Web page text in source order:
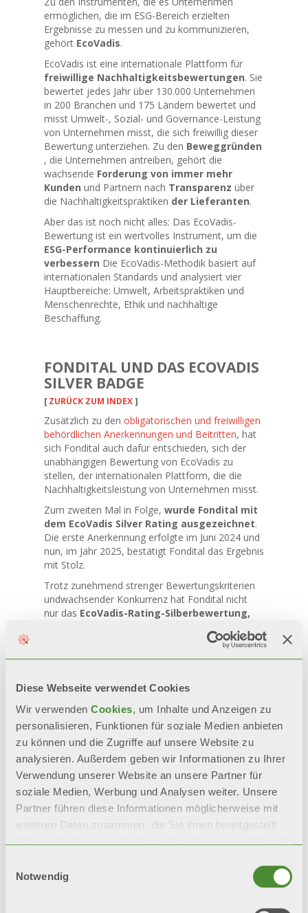
Diese Webseite verwendet Cookies
Wir verwenden Cookies, um Inhalte und Anzeigen zu
personalisieren, Funktionen für soziale Medien anbieten
zu können und die Zugriffe auf unsere Website zu
analysieren. Außerdem geben wir Informationen zu Ihrer
Verwendung unserer Website an unsere Partner für
soziale Medien, Werbung und Analysen weiter. Unsere
Partner führen diese Informationen möglicherweise mit
weiteren Daten zusammen, die Sie ihnen bereitgestellt
Notwendig
ermöglichen, die im ESG-Bereich erzielten
Ergebnisse zu messen und zu kommunizieren,
gehört EcoVadis.
EcoVadis ist eine internationale Plattform für
freiwillige Nachhaltigkeitsbewertungen. Sie
bewertet jedes Jahr über 130.000 Unternehmen
in 200 Branchen und 175 Ländern bewertet und
misst Umwelt-, Sozial- und Governance-Leistung
von Unternehmen misst, die sich freiwillig dieser
Bewertung unterziehen. Zu den Beweggründen
, die Unternehmen antreiben, gehört die
wachsende Forderung von immer mehr
Kunden und Partnern nach Transparenz über
die Nachhaltigkeitspraktiken der Lieferanten.
Aber das ist noch nicht alles: Das EcoVadis-
Bewertung ist ein wertvolles Instrument, um die
ESG-Performance kontinuierlich zu
verbessern Die EcoVadis-Methodik basiert auf
internationalen Standards und analysiert vier
Hauptbereiche: Umwelt, Arbeitspraktiken und
Menschenrechte, Ethik und nachhaltige
Beschaffung.
FONDITAL UND DAS ECOVADIS
SILVER BADGE
[ ZURÜCK ZUM INDEX]
Zusätzlich zu den obligatorischen und freiwilligen
behördlichen Anerkennungen und Beitritten, hat
sich Fondital auch dafür entschieden, sich der
unabhängigen Bewertung von EcoVadis zu
stellen, der internationalen Plattform, die die
Nachhaltigkeitsleistung von Unternehmen misst.
Zum zweiten Mal in Folge, wurde Fondital mit
dem EcoVadis Silver Rating ausgezeichnet.
Die erste Anerkennung erfolgte im Juni 2024 und
nun, im Jahr 2025, bestätigt Fondital das Ergebnis
mit Stolz.
Trotz zunehmend strenger Bewertungskriterien
undwachsender Konkurrenz hat Fondital nicht
nur das EcoVadis-Rating-Silberbewertung,
Dieses Ergebnis zeigt Beständigkeit, Kontinuität